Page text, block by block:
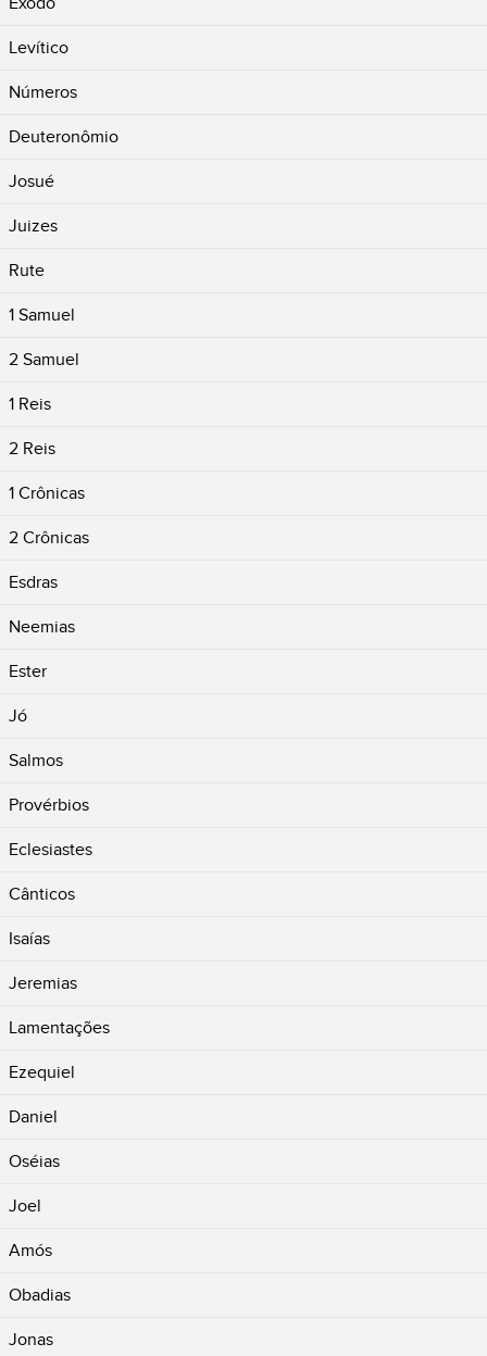
Levítico
Números
Deuteronômio
Josué
Juizes
Rute
1 Samuel
2 Samuel
1 Reis
2 Reis
1 Crônicas
2 Crônicas
Esdras
Neemias
Ester
Jó
Salmos
Provérbios
Eclesiastes
Cânticos
Isaías
Jeremias
Lamentações
Ezequiel
Daniel
Oséias
Joel
Amós
Obadias
Jonas